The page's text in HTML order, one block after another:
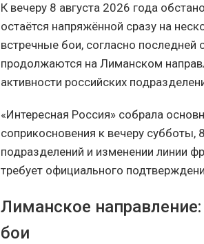
К вечеру 8 августа 2026 года
остаётся напряжённой сразу на
встречные бои, согласно
продолжаются на Лиманском
активности российских
«Интересная Россия» собрала
соприкосновения к вечеру
подразделений и изменении линии
требует официального
Лиманское
бои